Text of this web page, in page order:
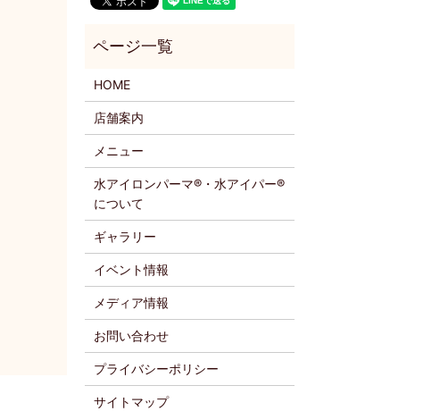
HOME
店舗案内
メニュー
水アイロンパーマ®・水アイパー®
について
ギャラリー
イベント情報
メディア情報
お問い合わせ
プライバシーポリシー
サイトマップ